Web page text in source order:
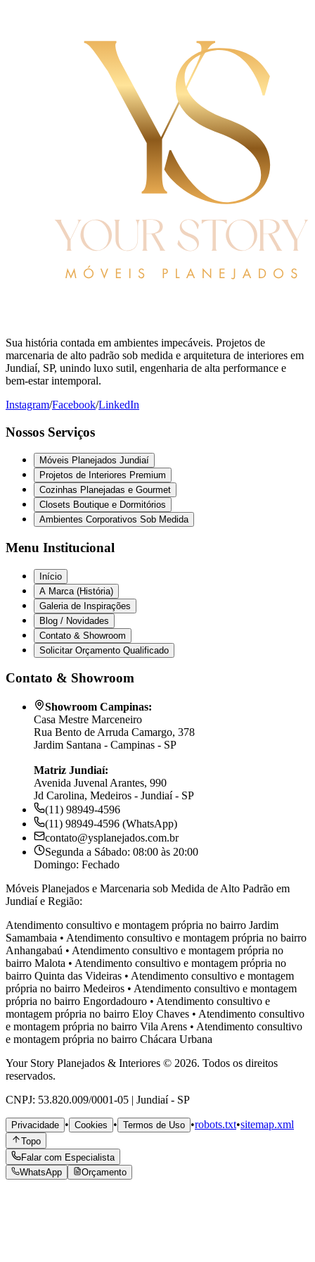
Sua história contada em ambientes impecáveis. Projetos de
marcenaria de alto padrão sob medida e arquitetura de interiores em
Jundiaí, SP, unindo luxo sutil, engenharia de alta performance e
bem-estar intemporal.
Instagram/Facebook/LinkedIn
Nossos Serviços
Móveis Planejados Jundiaí
Projetos de Interiores Premium
Cozinhas Planejadas e Gourmet
Closets Boutique e Dormitórios
Ambientes Corporativos Sob Medida
Menu Institucional
Início
A Marca (História)
Galeria de Inspirações
Blog / Novidades
Contato & Showroom
Solicitar Orçamento Qualificado
Contato & Showroom
Showroom Campinas:
Casa Mestre Marceneiro
Rua Bento de Arruda Camargo, 378
Jardim Santana - Campinas - SP
Matriz Jundiaí:
Avenida Juvenal Arantes, 990
Jd Carolina, Medeiros - Jundiaí - SP
(11) 98949-4596
(11) 98949-4596 (WhatsApp)
contato@ysplanejados.com.br
Segunda a Sábado: 08:00 às 20:00
Domingo: Fechado
Móveis Planejados e Marcenaria sob Medida de Alto Padrão em
Jundiaí e Região:
Atendimento consultivo e montagem própria no bairro Jardim
Samambaia • Atendimento consultivo e montagem própria no bairro
Anhangabaú • Atendimento consultivo e montagem própria no
bairro Malota • Atendimento consultivo e montagem própria no
bairro Quinta das Videiras • Atendimento consultivo e montagem
própria no bairro Medeiros • Atendimento consultivo e montagem
própria no bairro Engordadouro • Atendimento consultivo e
montagem própria no bairro Eloy Chaves • Atendimento consultivo
e montagem própria no bairro Vila Arens • Atendimento consultivo
e montagem própria no bairro Chácara Urbana
Your Story Planejados & Interiores © 2026. Todos os direitos
reservados.
CNPJ: 53.820.009/0001-05 | Jundiaí - SP
Privacidade • Cookies • Termos de Uso •robots.txt•sitemap.xml
Topo
Falar com Especialista
WhatsApp
Orçamento